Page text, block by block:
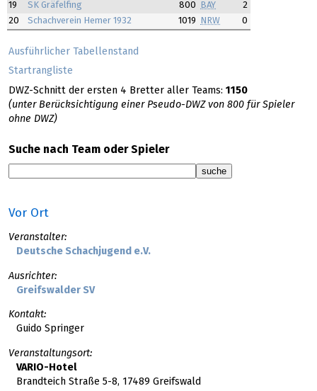
19
SK Gräfelfing 800 BAY
2
20
Schachverein Hemer 1932 1019 NRW 0
Ausführlicher Tabellenstand
Startrangliste
DWZ-Schnitt der ersten 4 Bretter aller Teams: 1150
(unter Berücksichtigung einer Pseudo-DWZ von 800 für Spieler
ohne DWZ)
Suche nach Team oder Spieler
Vor Ort
Veranstalter:
Deutsche Schachjugend e.V.
Ausrichter:
Greifswalder SV
Kontakt:
Guido Springer
Veranstaltungsort:
VARIO-Hotel
Brandteich Straße 5-8, 17489 Greifswald